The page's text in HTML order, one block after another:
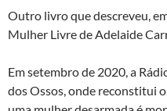
Outro livro que descreveu,
Mulher Livre de Adelaide
Em setembro de 2020, a
dos Ossos, onde reconstitui